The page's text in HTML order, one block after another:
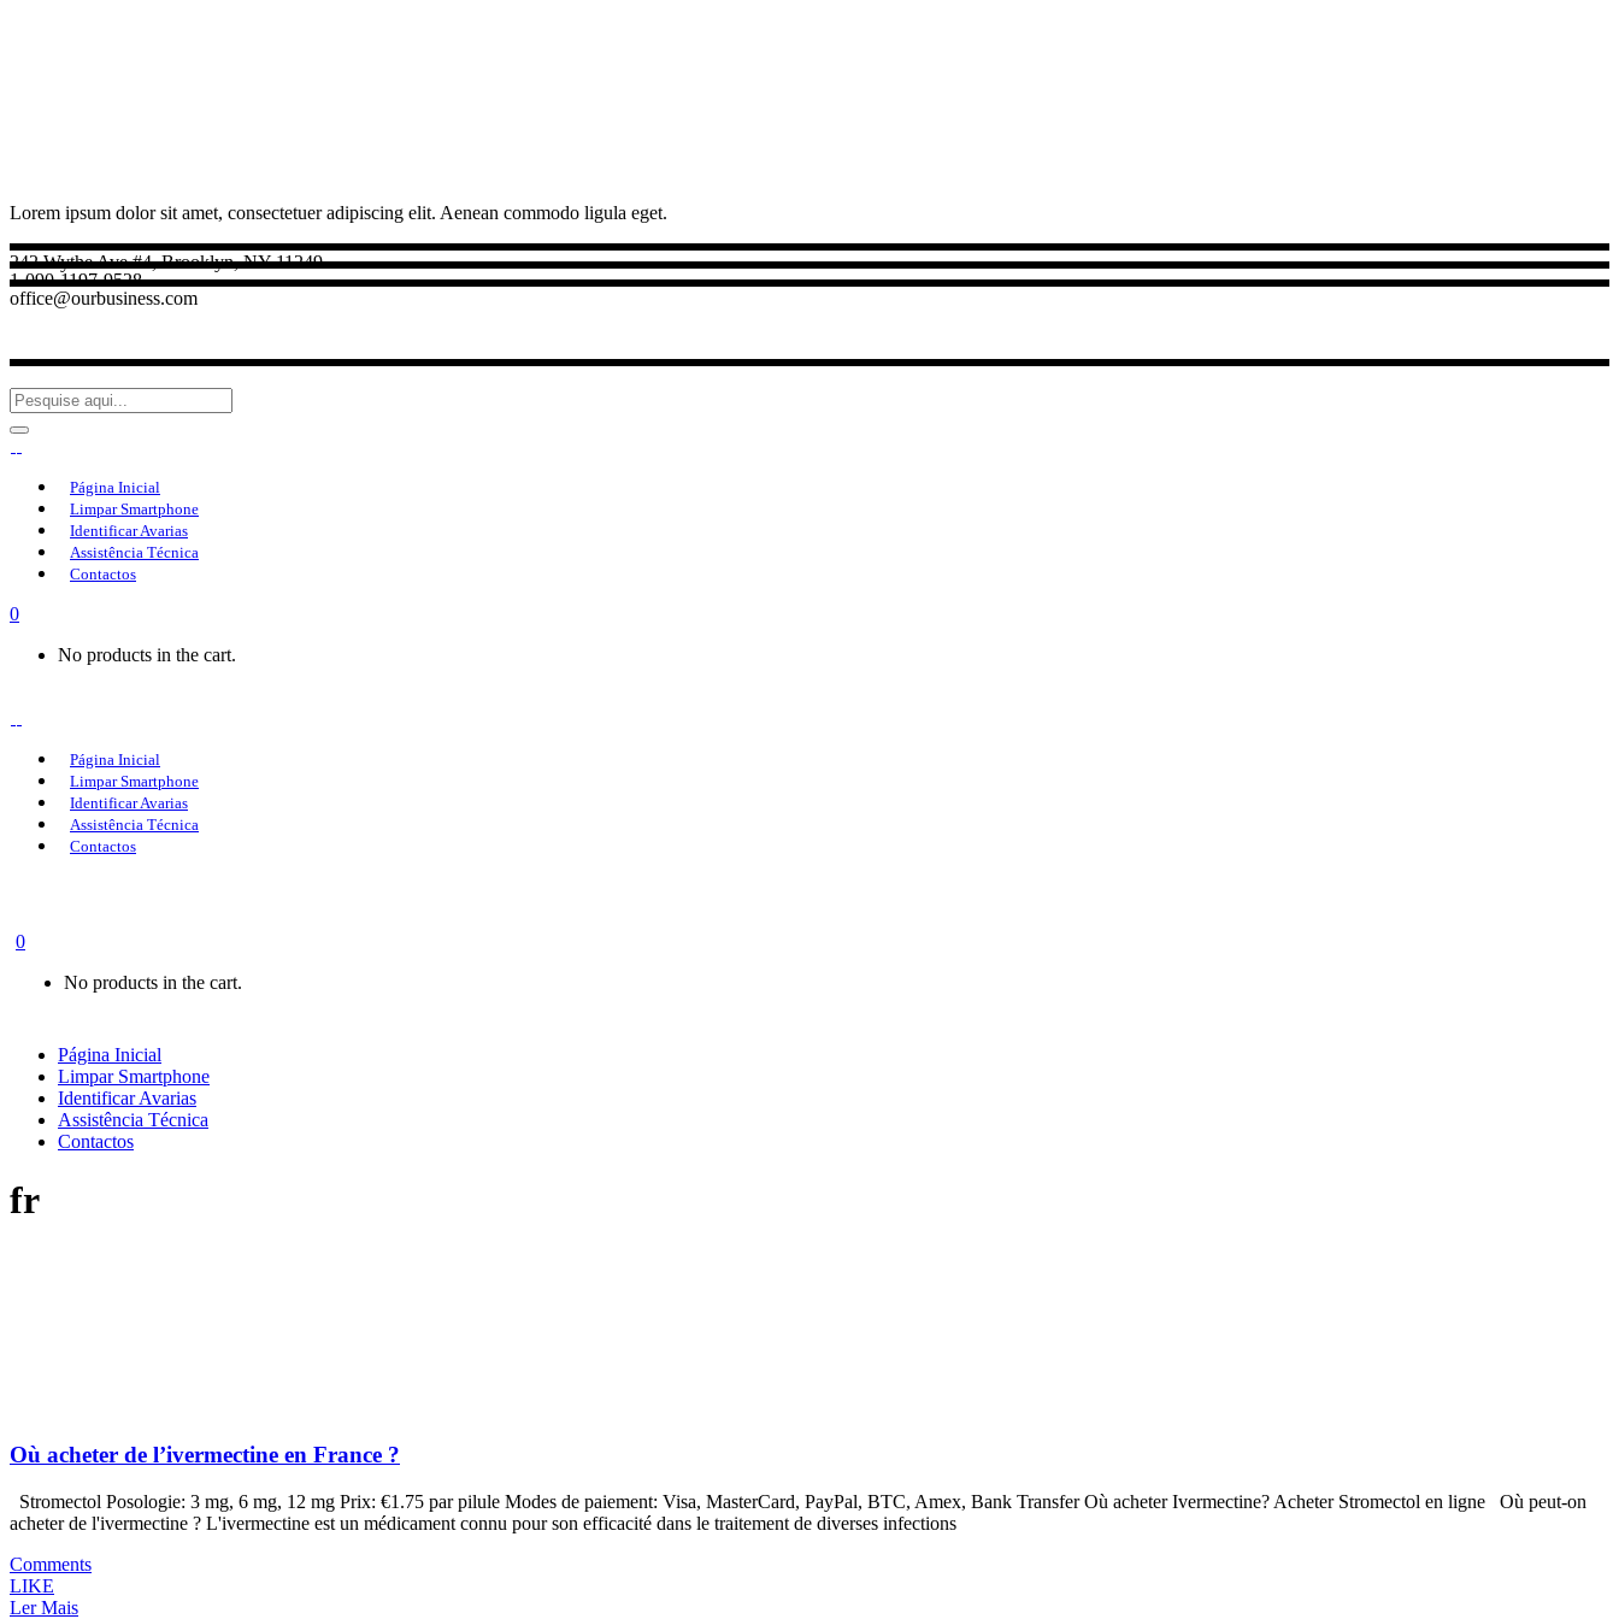
Lorem ipsum dolor sit amet, consectetuer adipiscing elit. Aenean commodo ligula eget.
242 Wythe Ave #4, Brooklyn, NY 11249
1-090-1197-9528
office@ourbusiness.com
Página Inicial
Limpar Smartphone
Identificar Avarias
Assistência Técnica
Contactos
0
No products in the cart.
Página Inicial
Limpar Smartphone
Identificar Avarias
Assistência Técnica
Contactos
0
No products in the cart.
Página Inicial
Limpar Smartphone
Identificar Avarias
Assistência Técnica
Contactos
fr
Où acheter de l’ivermectine en France ?
Stromectol Posologie: 3 mg, 6 mg, 12 mg Prix: €1.75 par pilule Modes de paiement: Visa, MasterCard, PayPal, BTC, Amex, Bank Transfer Où acheter Ivermectine? Acheter Stromectol en ligne Où peut-on
acheter de l'ivermectine ? L'ivermectine est un médicament connu pour son efficacité dans le traitement de diverses infections
Comments
LIKE
Ler Mais